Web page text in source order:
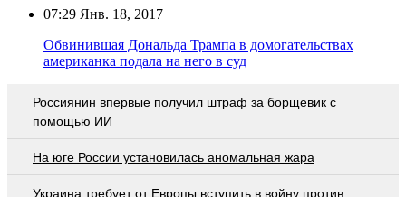
07:29 Янв. 18, 2017
Обвинившая Дональда Трампа в домогательствах
американка подала на него в суд
Россиянин впервые получил штраф за борщевик с
помощью ИИ
На юге России установилась аномальная жара
Украина требует от Европы вступить в войну против